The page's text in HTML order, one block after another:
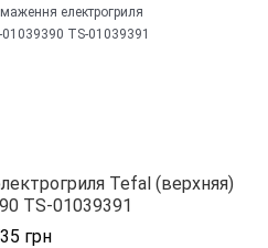
Tefal (верхняя)
TS-01039391
грн